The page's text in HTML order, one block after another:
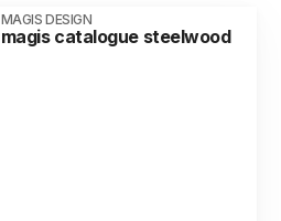
MAGIS DESIGN
magis catalogue steelwood